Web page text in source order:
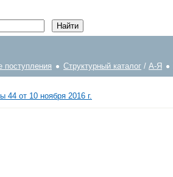
поступления Структурный каталог / А-Я
44 от 10 ноября 2016 г.